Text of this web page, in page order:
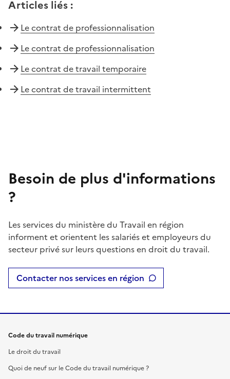
Articles liés :
Le contrat de professionnalisation
Le contrat de professionnalisation
Le contrat de travail temporaire
Le contrat de travail intermittent
Besoin de plus d'informations
?
Les services du ministère du Travail en région
informent et orientent les salariés et employeurs du
secteur privé sur leurs questions en droit du travail.
Contacter nos services en région
Code du travail numérique
Le droit du travail
Quoi de neuf sur le Code du travail numérique ?